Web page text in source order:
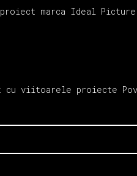
marca Ideal
viitoarele proiecte